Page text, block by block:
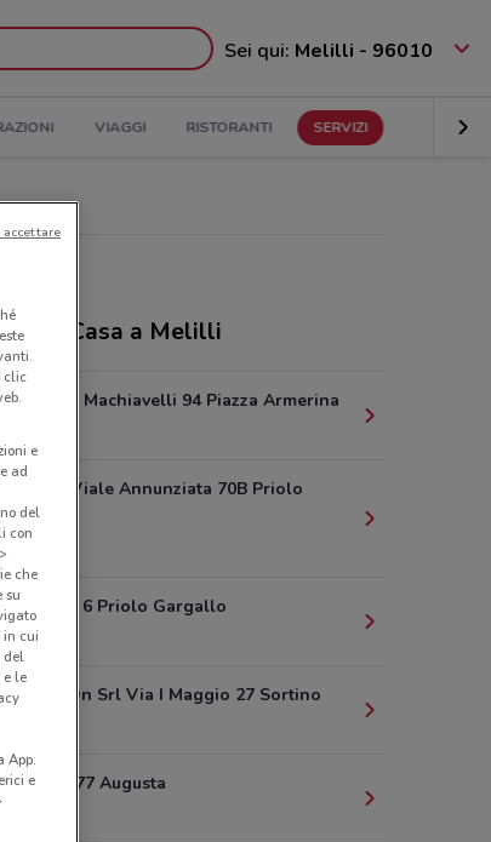
Sei qui: Melilli - 96010
VIAGGI RISTORANTI SERVIZI
Casa a Melilli
Niccolo' Machiavelli 94 Piazza Armerina
City Viale Annunziata 70B Priolo
Taranto 6 Priolo Gargallo
km
On Srl Via I Maggio 27 Sortino
Italia 77 Augusta
km
clic
e
ad
del
con
che
su
in cui
del
e le
App.
e